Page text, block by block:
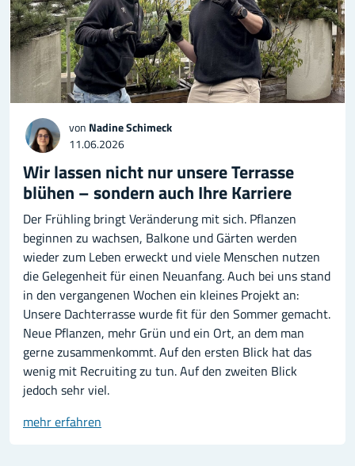
von Nadine Schimeck
11.06.2026
Wir lassen nicht nur unsere Terrasse
blühen – sondern auch Ihre Karriere
Der Frühling bringt Veränderung mit sich. Pflanzen
beginnen zu wachsen, Balkone und Gärten werden
wieder zum Leben erweckt und viele Menschen nutzen
die Gelegenheit für einen Neuanfang. Auch bei uns stand
in den vergangenen Wochen ein kleines Projekt an:
Unsere Dachterrasse wurde fit für den Sommer gemacht.
Neue Pflanzen, mehr Grün und ein Ort, an dem man
gerne zusammenkommt. Auf den ersten Blick hat das
wenig mit Recruiting zu tun. Auf den zweiten Blick
jedoch sehr viel.
mehr erfahren